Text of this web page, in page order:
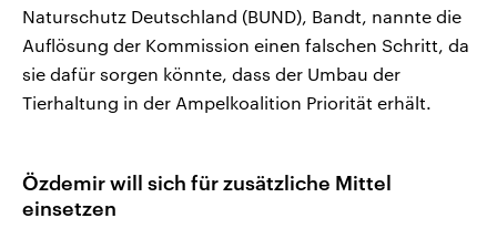
Naturschutz Deutschland (BUND), Bandt, nannte die
Auflösung der Kommission einen falschen Schritt, da
sie dafür sorgen könnte, dass der Umbau der
Tierhaltung in der Ampelkoalition Priorität erhält.
Özdemir will sich für zusätzliche Mittel
einsetzen